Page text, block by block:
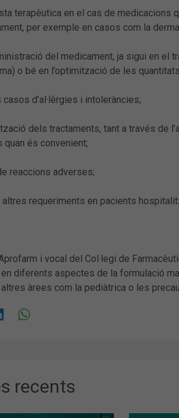
terapèutica en el cas de medicacions
per exemple en casos com la
del medicament, ja sigui en el
o bé en l’optimització de les
casos d’al·lèrgies i intoleràncies;
dels tractaments, tant a través de
quan és convenient;
reaccions adverses;
altres requeriments en pacients
i vocal del Col·legi de
en diferents aspectes de la formulació
àrees com la pediàtrica o les
recents